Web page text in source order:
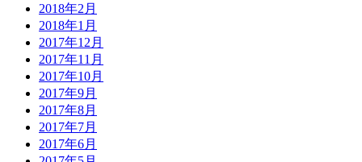
2018年2月
2018年1月
2017年12月
2017年11月
2017年10月
2017年9月
2017年8月
2017年7月
2017年6月